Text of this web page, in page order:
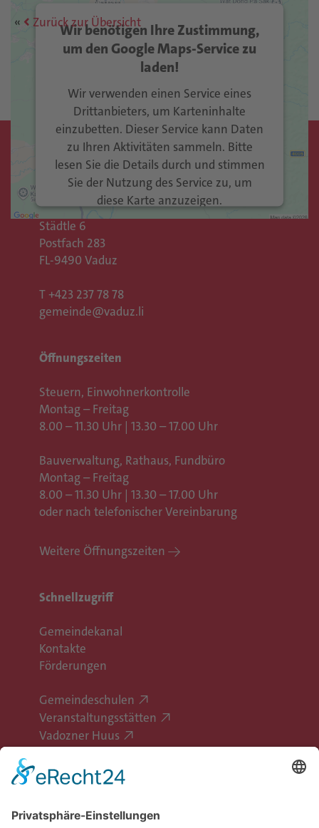
Mehr Informationen
Akzeptieren
Usercentrics Consent
Management Platform &eRecht24
Wir benötigen Ihre Zustimmung,
um den Google Maps-Service zu
laden!
Wir verwenden einen Service eines
Drittanbieters, um Karteninhalte
einzubetten. Dieser Service kann Daten
zu Ihren Aktivitäten sammeln. Bitte
lesen Sie die Details durch und stimmen
Sie der Nutzung des Service zu, um
diese Karte anzuzeigen.
powered by
Management Platform
Zurück zur Übersicht
Kontakt
Gemeinde Vaduz
Rathaus
Städtle 6
Postfach 283
FL-9490 Vaduz
T +423 237 78 78
gemeinde@vaduz.li
Öffnungszeiten
Steuern, Einwohnerkontrolle
Montag – Freitag
8.00 – 11.30 Uhr | 13.30 – 17.00 Uhr
Bauverwaltung, Rathaus, Fundbüro
Montag – Freitag
8.00 – 11.30 Uhr | 13.30 – 17.00 Uhr
oder nach telefonischer Vereinbarung
Weitere Öffnungszeiten
Schnellzugriff
Gemeindekanal
Kontakte
Förderungen
Gemeindeschulen
Veranstaltungsstätten
Vadozner Huus